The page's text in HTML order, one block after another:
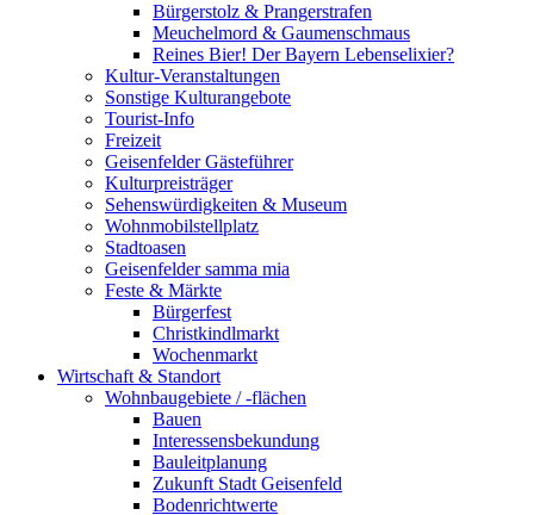
Bürgerstolz & Prangerstrafen
Meuchelmord & Gaumenschmaus
Reines Bier! Der Bayern Lebenselixier?
Kultur-Veranstaltungen
Sonstige Kulturangebote
Tourist-Info
Freizeit
Geisenfelder Gästeführer
Kulturpreisträger
Sehenswürdigkeiten & Museum
Wohnmobilstellplatz
Stadtoasen
Geisenfelder samma mia
Feste & Märkte
Bürgerfest
Christkindlmarkt
Wochenmarkt
Wirtschaft & Standort
Wohnbaugebiete / -flächen
Bauen
Interessensbekundung
Bauleitplanung
Zukunft Stadt Geisenfeld
Bodenrichtwerte